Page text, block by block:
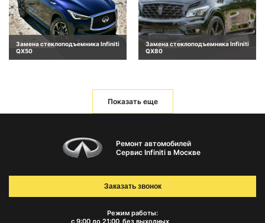
Замена стеклоподъемника Infiniti
QX50
Замена стеклоподъемника Infiniti
QX80
Показать еще
Ремонт автомобилей
Сервис Infiniti в Москве
Режим работы:
с 9:00 до 21:00 без выходных
Заказать звонок